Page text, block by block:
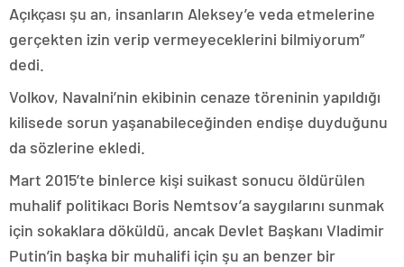
Açıkçası şu an, insanların Aleksey’e veda etmelerine
gerçekten izin verip vermeyeceklerini bilmiyorum”
dedi.
Volkov, Navalni’nin ekibinin cenaze töreninin yapıldığı
kilisede sorun yaşanabileceğinden endişe duyduğunu
da sözlerine ekledi.
Mart 2015’te binlerce kişi suikast sonucu öldürülen
muhalif politikacı Boris Nemtsov’a saygılarını sunmak
için sokaklara döküldü, ancak Devlet Başkanı Vladimir
Putin’in başka bir muhalifi için şu an benzer bir